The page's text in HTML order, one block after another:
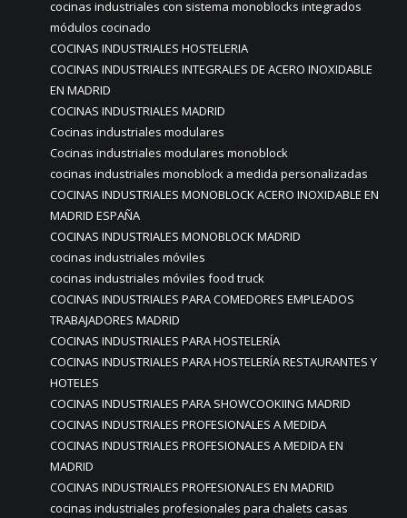
cocinas industriales con sistema monoblocks integrados
módulos cocinado
COCINAS INDUSTRIALES HOSTELERIA
COCINAS INDUSTRIALES INTEGRALES DE ACERO INOXIDABLE
EN MADRID
COCINAS INDUSTRIALES MADRID
Cocinas industriales modulares
Cocinas industriales modulares monoblock
cocinas industriales monoblock a medida personalizadas
COCINAS INDUSTRIALES MONOBLOCK ACERO INOXIDABLE EN
MADRID ESPAÑA
COCINAS INDUSTRIALES MONOBLOCK MADRID
cocinas industriales móviles
cocinas industriales móviles food truck
COCINAS INDUSTRIALES PARA COMEDORES EMPLEADOS
TRABAJADORES MADRID
COCINAS INDUSTRIALES PARA HOSTELERÍA
COCINAS INDUSTRIALES PARA HOSTELERÍA RESTAURANTES Y
HOTELES
COCINAS INDUSTRIALES PARA SHOWCOOKIING MADRID
COCINAS INDUSTRIALES PROFESIONALES A MEDIDA
COCINAS INDUSTRIALES PROFESIONALES A MEDIDA EN
MADRID
COCINAS INDUSTRIALES PROFESIONALES EN MADRID
cocinas industriales profesionales para chalets casas